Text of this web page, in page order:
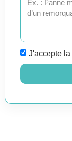
J'accepte la